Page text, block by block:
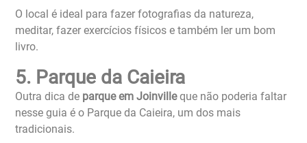
O local é ideal para fazer fotografias da natureza,
meditar, fazer exercícios físicos e também ler um bom
livro.
5. Parque da Caieira
Outra dica de parque em Joinvilleque não poderia faltar
nesse guia é o Parque da Caieira, um dos mais
tradicionais.